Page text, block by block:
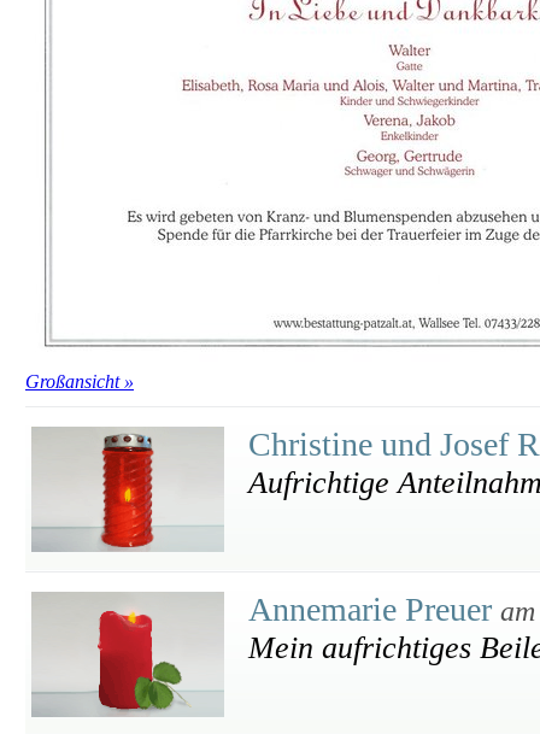
Großansicht »
Christine und Josef
Aufrichtige
Annemarie Preuer
Mein aufrichtiges